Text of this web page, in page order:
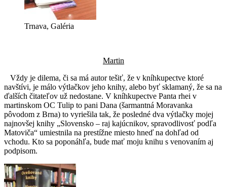
Trnava, Galéria
Martin
Vždy je dilema, či sa má autor tešiť, že v kníhkupectve ktoré
navštívi, je málo výtlačkov jeho knihy, alebo byť sklamaný, že sa na
ďalších čitateľov už nedostane. V kníhkupectve Panta rhei v
martinskom OC Tulip to pani Dana (šarmantná Moravanka
pôvodom z Brna) to vyriešila tak, že posledné dva výtlačky mojej
najnovšej knihy „Slovensko – raj kajúcnikov, spravodlivosť podľa
Matoviča“ umiestnila na prestížne miesto hneď na dohľad od
vchodu. Kto sa poponáhľa, bude mať moju knihu s venovaním aj
podpisom.